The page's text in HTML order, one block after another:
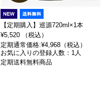
【定期購入】巡源720ml×1本
¥5,520 （税込）
定期通常価格:¥4,968（税込）
お気に入りの登録人数：1人
定期送料無料商品